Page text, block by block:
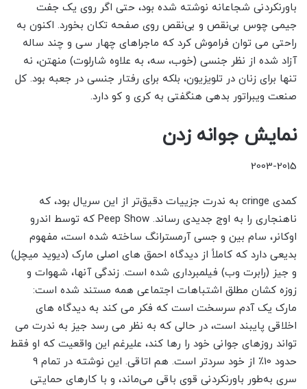
باورنکردنی شجاعانه نوشته شده بود، حتی اگر روی یک جفت
جیمی چوس بی‌نقص و بی‌نقص روی صفحه تکان بخورد. اکنون به
راحتی می توان فراموش کرد که ماجراهای چهار سی و چند ساله
آزاد شده از نظر جنسی (خوب، سه، به علاوه شارلوت) منهتن، نه
تنها برای زنان در تلویزیون، بلکه برای رفتار جنسی در جعبه بود. کل
صنعت ویبراتور بدهی هنگفتی به کری و کو دارد.
نمایش جوانه زدن
2003-2015
کمدی cringe به ندرت جزییات دقیق‌تر از این سریال بود، که
ناهنجاری را به اوج جدیدی رساند. Peep Show که توسط اندرو
اوکانر، سام بین و جسی آرمسترانگ ساخته شده است، مفهوم
بدیعی دارد که کاملاً از دیدگاه احمق های اصلی مارک (دیوید میچل)
و جیز (رابرت وب) فیلمبرداری شده است. زندگی آنها، شهوات و
زوزه کشان مطلق اشتباهات اجتماعی همه مستند شده است:
مارک یک آدم سرسخت است که فکر می کند به دیدگاه های
اخلاقی پایبند است، در حالی که به نظر می رسد جیز به ندرت می
تواند روزهای جوانی خود را رها کند، علیرغم این واقعیت که او فقط
حدود 10٪ از خود سردتر است. هم اتاقی. این نوشته در تمام 9
سری به‌طور باورنکردنی قوی باقی می‌ماند، و با کارهای حمایتی